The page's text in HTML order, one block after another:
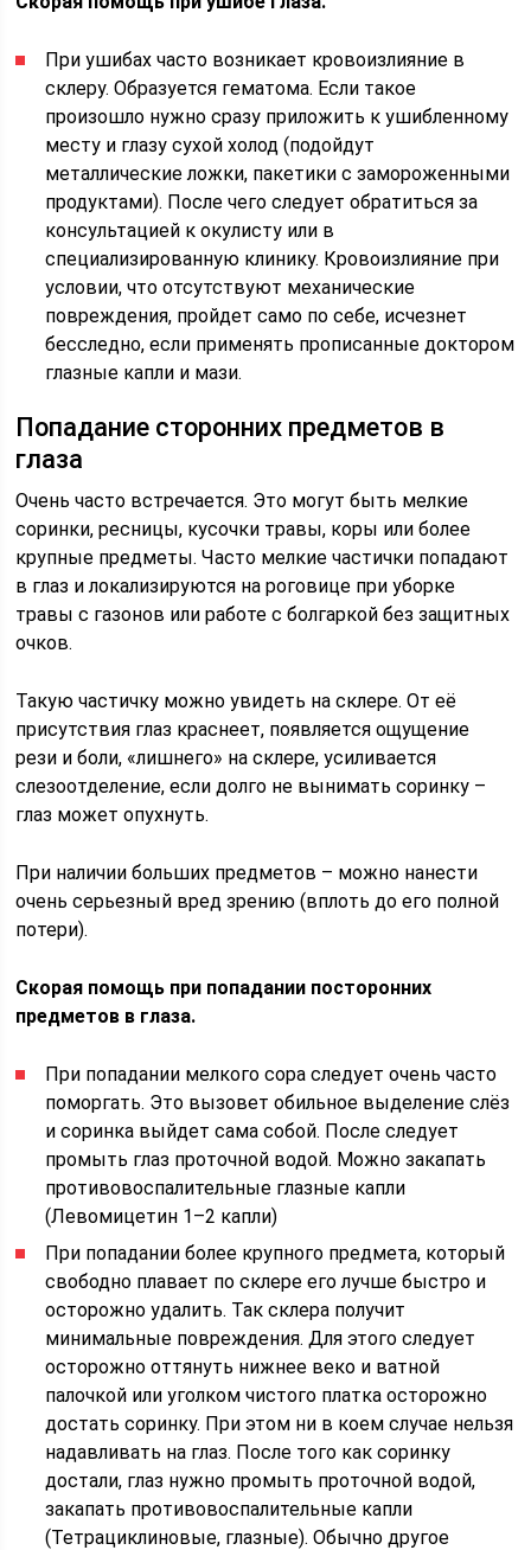
При ушибах часто возникает кровоизлияние в
склеру. Образуется гематома. Если такое
произошло нужно сразу приложить к ушибленному
месту и глазу сухой холод (подойдут
металлические ложки, пакетики с замороженными
продуктами). После чего следует обратиться за
консультацией к окулисту или в
специализированную клинику. Кровоизлияние при
условии, что отсутствуют механические
повреждения, пройдет само по себе, исчезнет
бесследно, если применять прописанные доктором
глазные капли и мази.
Попадание сторонних предметов в
глаза
Очень часто встречается. Это могут быть мелкие
соринки, ресницы, кусочки травы, коры или более
крупные предметы. Часто мелкие частички попадают
в глаз и локализируются на роговице при уборке
травы с газонов или работе с болгаркой без защитных
очков.
Такую частичку можно увидеть на склере. От её
присутствия глаз краснеет, появляется ощущение
рези и боли, «лишнего» на склере, усиливается
слезоотделение, если долго не вынимать соринку –
глаз может опухнуть.
При наличии больших предметов – можно нанести
очень серьезный вред зрению (вплоть до его полной
потери).
Скорая помощь при попадании посторонних
предметов в глаза.
При попадании мелкого сора следует очень часто
поморгать. Это вызовет обильное выделение слёз
и соринка выйдет сама собой. После следует
промыть глаз проточной водой. Можно закапать
противовоспалительные глазные капли
(Левомицетин 1–2 капли)
При попадании более крупного предмета, который
свободно плавает по склере его лучше быстро и
осторожно удалить. Так склера получит
минимальные повреждения. Для этого следует
осторожно оттянуть нижнее веко и ватной
палочкой или уголком чистого платка осторожно
достать соринку. При этом ни в коем случае нельзя
надавливать на глаз. После того как соринку
достали, глаз нужно промыть проточной водой,
закапать противовоспалительные капли
(Тетрациклиновые, глазные). Обычно другое